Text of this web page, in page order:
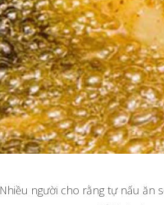
Nhiều người cho rằng tự nấu ăn